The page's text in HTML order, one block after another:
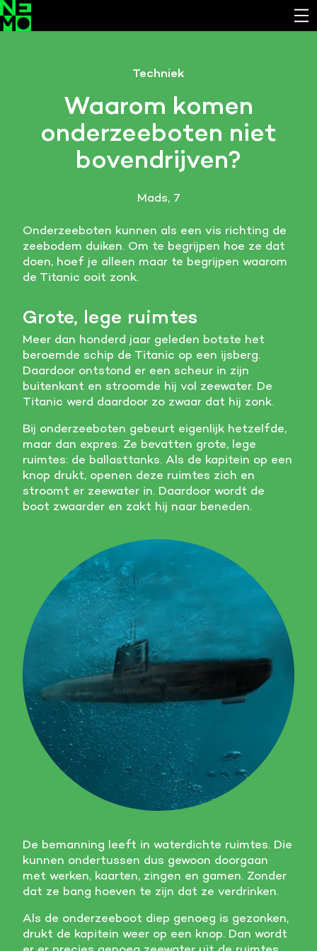
Techniek
Waarom komen
onderzeeboten niet
bovendrijven?
Mads, 7
Onderzeeboten kunnen als een vis richting de
zeebodem duiken. Om te begrijpen hoe ze dat
doen, hoef je alleen maar te begrijpen waarom
de Titanic ooit zonk.
Grote, lege ruimtes
Meer dan honderd jaar geleden botste het
beroemde schip de Titanic op een ijsberg.
Daardoor ontstond er een scheur in zijn
buitenkant en stroomde hij vol zeewater. De
Titanic werd daardoor zo zwaar dat hij zonk.
Bij onderzeeboten gebeurt eigenlijk hetzelfde,
maar dan expres. Ze bevatten grote, lege
ruimtes: de ballasttanks. Als de kapitein op een
knop drukt, openen deze ruimtes zich en
stroomt er zeewater in. Daardoor wordt de
boot zwaarder en zakt hij naar beneden.
De bemanning leeft in waterdichte ruimtes. Die
kunnen ondertussen dus gewoon doorgaan
met werken, kaarten, zingen en gamen. Zonder
dat ze bang hoeven te zijn dat ze verdrinken.
Als de onderzeeboot diep genoeg is gezonken,
drukt de kapitein weer op een knop. Dan wordt
Cookies van derde partijen
Noodzakelijk om content van externe bronnen te
bekijken.
Analyseert het websitegebruik en helpt de website
Marketing cookies
Verzamelt informatie over de klantreis.
je voorkeuren aan.
Meer informatie
Alle cookies accepteren
Voorkeuren opslaan